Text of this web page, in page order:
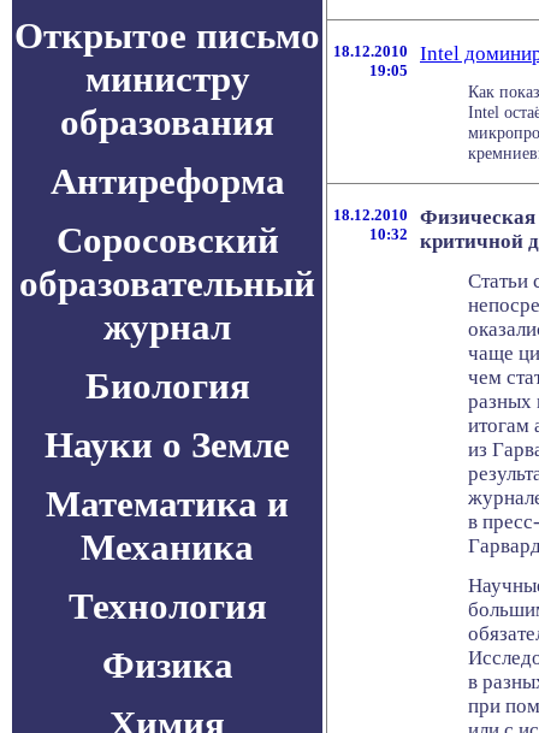
Открытое письмо
министру
образования
Антиреформа
Соросовский
образовательный
журнал
Биология
Науки о Земле
Математика и
Механика
Технология
Физика
Химия
18.12.2010
19:05
Intel
Как
Intel
18.12.2010
10:32
Физическая
критичной
Статьи
чаще
чем
разных
итогам
из
в
в
при